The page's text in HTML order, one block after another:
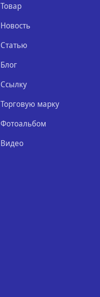
Товар
Новость
Статью
Блог
Ссылку
Торговую марку
Фотоальбом
Видео